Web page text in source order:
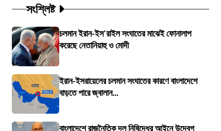
সংশ্লিষ্ট
চলমান ইরান-ইস'রাইল সংঘাতের মাঝেই ফোনালাপ
করেছে নেতানিয়াহু ও মোদী
ইরান-ইসরায়েলের চলমান সংঘাতের কারণে বাংলাদেশে
বাড়তে পারে জ্বালান...
বাংলাদেশে রাজনৈতিক দল নিষিদ্ধের আইনে উদ্বেগ